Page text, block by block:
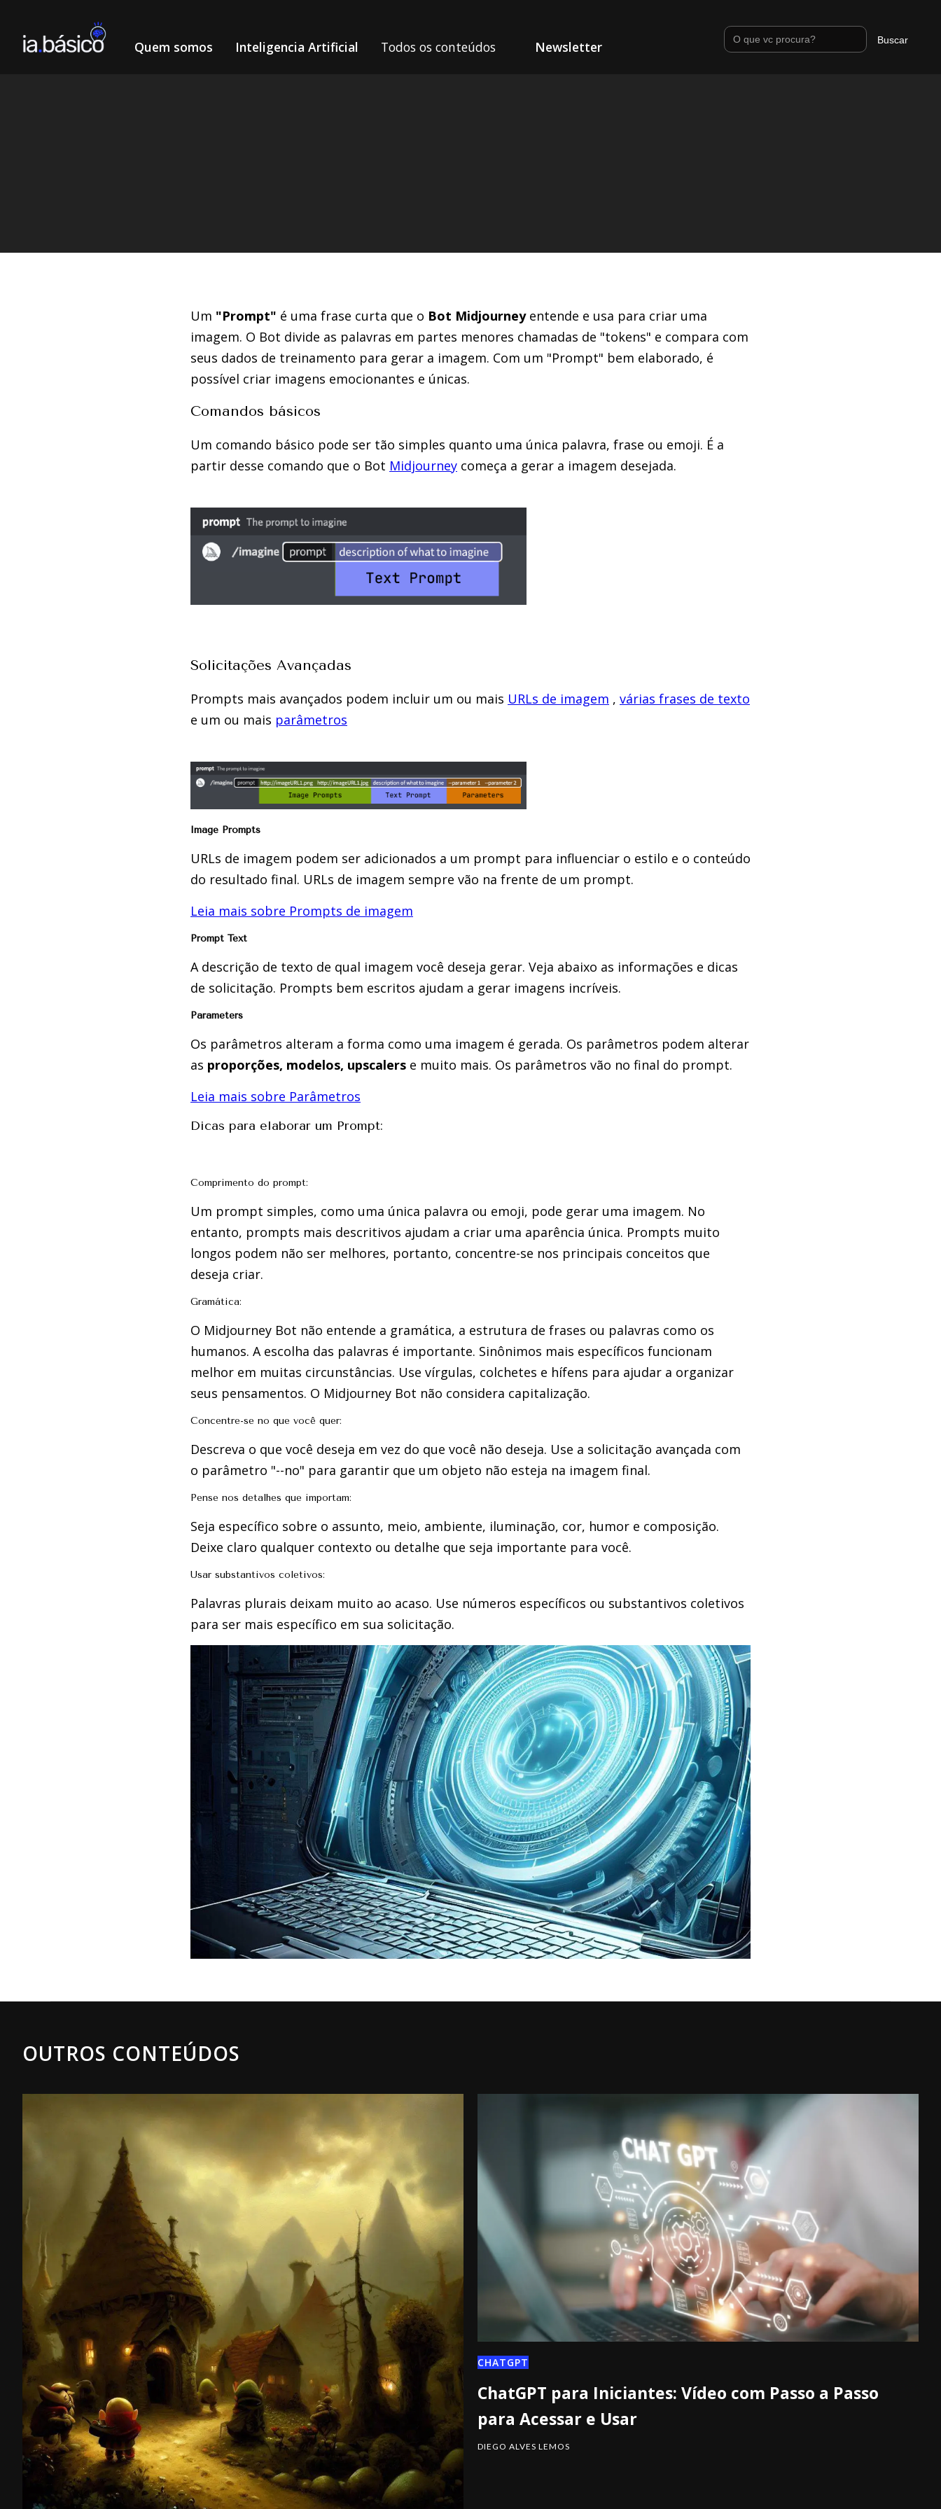
Quem somos Inteligencia Artificial Todos os conteúdos Newsletter
Um "Prompt" é uma frase curta que o Bot Midjourneyentende e usa para criar uma
imagem. O Bot divide as palavras em partes menores chamadas de "tokens" e compara com
seus dados de treinamento para gerar a imagem. Com um "Prompt" bem elaborado, é
possível criar imagens emocionantes e únicas.
Comandos básicos
Um comando básico pode ser tão simples quanto uma única palavra, frase ou emoji. É a
partir desse comando que o Bot Midjourney começa a gerar a imagem desejada.
Solicitações Avançadas
Prompts mais avançados podem incluir um ou mais URLs de imagem , várias frases de texto
e um ou mais parâmetros
Image Prompts
URLs de imagem podem ser adicionados a um prompt para influenciar o estilo e o conteúdo
do resultado final. URLs de imagem sempre vão na frente de um prompt.
Leia mais sobre Prompts de imagem
Prompt Text
A descrição de texto de qual imagem você deseja gerar. Veja abaixo as informações e dicas
de solicitação. Prompts bem escritos ajudam a gerar imagens incríveis.
Parameters
Os parâmetros alteram a forma como uma imagem é gerada. Os parâmetros podem alterar
as proporções, modelos, upscalers e muito mais. Os parâmetros vão no final do prompt.
Leia mais sobre Parâmetros
Dicas para elaborar um Prompt:
Comprimento do prompt:
Um prompt simples, como uma única palavra ou emoji, pode gerar uma imagem. No
entanto, prompts mais descritivos ajudam a criar uma aparência única. Prompts muito
longos podem não ser melhores, portanto, concentre-se nos principais conceitos que
deseja criar.
Gramática:
O Midjourney Bot não entende a gramática, a estrutura de frases ou palavras como os
humanos. A escolha das palavras é importante. Sinônimos mais específicos funcionam
melhor em muitas circunstâncias. Use vírgulas, colchetes e hífens para ajudar a organizar
seus pensamentos. O Midjourney Bot não considera capitalização.
Concentre-se no que você quer:
Descreva o que você deseja em vez do que você não deseja. Use a solicitação avançada com
o parâmetro "--no" para garantir que um objeto não esteja na imagem final.
Pense nos detalhes que importam:
Seja específico sobre o assunto, meio, ambiente, iluminação, cor, humor e composição.
Deixe claro qualquer contexto ou detalhe que seja importante para você.
Usar substantivos coletivos:
Palavras plurais deixam muito ao acaso. Use números específicos ou substantivos coletivos
para ser mais específico em sua solicitação.
OUTROS CONTEÚDOS
CHATGPT
ChatGPT para Iniciantes: Vídeo com Passo a Passo
para Acessar e Usar
DIEGO ALVES LEMOS